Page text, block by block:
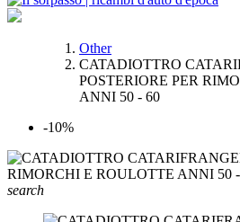
Other
CATADIOTTRO
POSTERIORE PER
ANNI 50 - 60
-10%
search